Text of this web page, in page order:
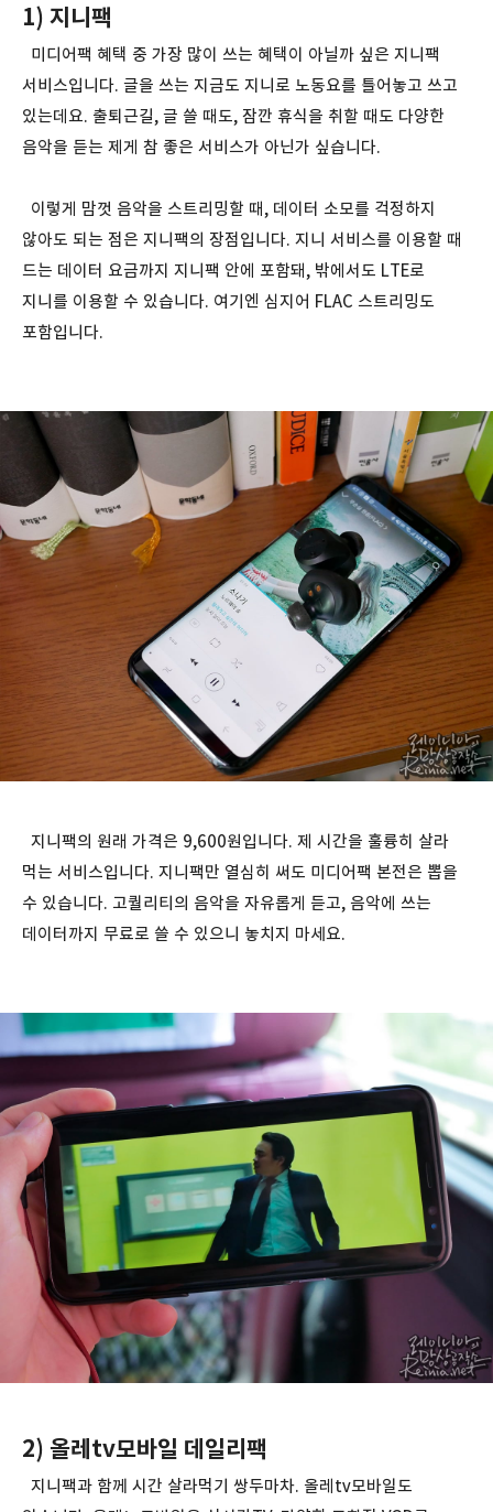
1) 지니팩
미디어팩 혜택 중 가장 많이 쓰는 혜택이 아닐까 싶은 지니팩
서비스입니다. 글을 쓰는 지금도 지니로 노동요를 틀어놓고 쓰고
있는데요. 출퇴근길, 글 쓸 때도, 잠깐 휴식을 취할 때도 다양한
음악을 듣는 제게 참 좋은 서비스가 아닌가 싶습니다.
이렇게 맘껏 음악을 스트리밍할 때, 데이터 소모를 걱정하지
않아도 되는 점은 지니팩의 장점입니다. 지니 서비스를 이용할 때
드는 데이터 요금까지 지니팩 안에 포함돼, 밖에서도 LTE로
지니를 이용할 수 있습니다. 여기엔 심지어 FLAC 스트리밍도
포함입니다.
지니팩의 원래 가격은 9,600원입니다. 제 시간을 훌륭히 살라
먹는 서비스입니다. 지니팩만 열심히 써도 미디어팩 본전은 뽑을
수 있습니다. 고퀄리티의 음악을 자유롭게 듣고, 음악에 쓰는
데이터까지 무료로 쓸 수 있으니 놓치지 마세요.
2) 올레tv모바일 데일리팩
지니팩과 함께 시간 살라먹기 쌍두마차. 올레tv모바일도